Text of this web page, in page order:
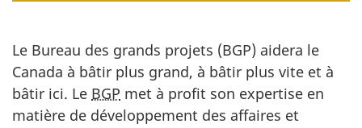
l
a
n
i
:
Le Bureau des grands projets (BGP) aidera le
Canada à bâtir plus grand, à bâtir plus vite et à
bâtir ici. Le BGP met à profit son expertise en
matière de développement des affaires et